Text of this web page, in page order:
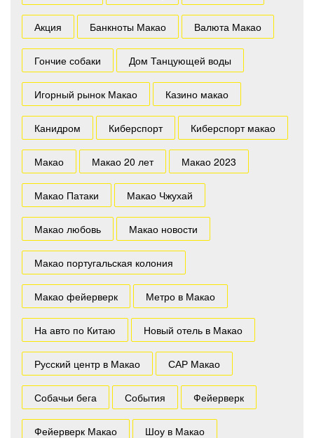
Акция Банкноты Макао Валюта Макао
Гончие собаки Дом Танцующей воды
Игорный рынок Макао Казино макао
Канидром Киберспорт Киберспорт макао
Макао Макао 20 лет Макао 2023
Макао Патаки Макао Чжухай
Макао любовь Макао новости
Макао португальская колония
Макао фейерверк Метро в Макао
На авто по Китаю Новый отель в Макао
Русский центр в Макао САР Макао
Собачьи бега События Фейерверк
Фейерверк Макао Шоу в Макао